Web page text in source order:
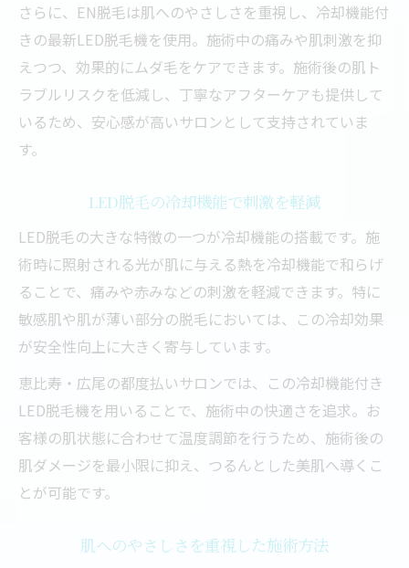
さらに、EN脱毛は肌へのやさしさを重視し、冷却機能付
きの最新LED脱毛機を使用。施術中の痛みや肌刺激を抑
えつつ、効果的にムダ毛をケアできます。施術後の肌ト
ラブルリスクを低減し、丁寧なアフターケアも提供して
いるため、安心感が高いサロンとして支持されていま
す。
LED脱毛の冷却機能で刺激を軽減
LED脱毛の大きな特徴の一つが冷却機能の搭載です。施
術時に照射される光が肌に与える熱を冷却機能で和らげ
ることで、痛みや赤みなどの刺激を軽減できます。特に
敏感肌や肌が薄い部分の脱毛においては、この冷却効果
が安全性向上に大きく寄与しています。
恵比寿・広尾の都度払いサロンでは、この冷却機能付き
LED脱毛機を用いることで、施術中の快適さを追求。お
客様の肌状態に合わせて温度調節を行うため、施術後の
肌ダメージを最小限に抑え、つるんとした美肌へ導くこ
とが可能です。
肌へのやさしさを重視した施術方法